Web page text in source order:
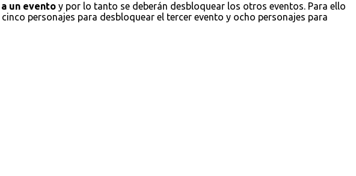
un evento y por lo tanto se deberán desbloquear los otros eventos. Para ello
personajes para desbloquear el tercer evento y ocho personajes para